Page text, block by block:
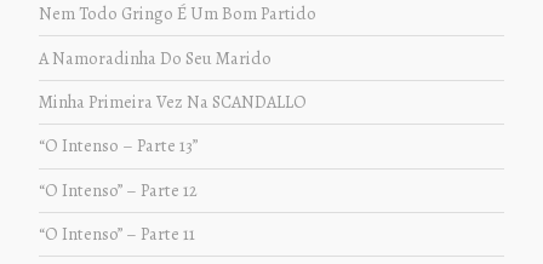
Nem Todo Gringo É Um Bom Partido
A Namoradinha Do Seu Marido
Minha Primeira Vez Na SCANDALLO
“O Intenso – Parte 13”
“O Intenso” – Parte 12
“O Intenso” – Parte 11